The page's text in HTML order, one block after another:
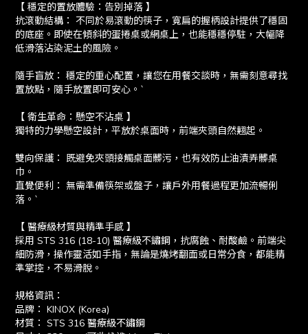
【 穩定的置放體驗：告別掉落 】
抗滾動結構： 不同於易滾動的筷子，寬扁的握柄設計提供了穩固
的底座。即使在傾斜的蛋捲桌或網桌上，也能穩穩停駐，大幅降
低滑落沾染泥土的風險。
隨手盲放： 穩定的重心配置，讓您在用餐交談時，無需刻意尋找
置放點，隨手放置即可安心。`
【 衛生革命：懸空不沾桌 】
獨特的力學懸空設計，平放於桌面時，前端夾頭自然翹起。
雙向保護： 既避免夾頭接觸桌面髒污，也有效防止油漬弄髒桌
巾。
直覺便利： 無需準備筷架或盤子，讓戶外用餐過程更加流暢俐
落。`
【 醫療級材質與精準手感 】
採用 STS 316 (18-10) 醫療級不鏽鋼，抗腐蝕、耐酸鹼。前端尖
細防滑，操作靈活如手指，無論是燒烤翻面或日常分食，都能精
準掌控，不易滑脫。
規格資訊：
品牌： KINOX (Korea)
材質： STS 316 醫療級不鏽鋼